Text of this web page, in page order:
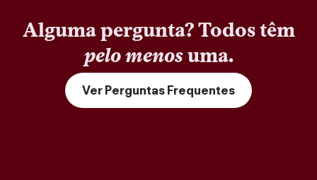
Alguma pergunta? Todos têm
pelo menosuma.
Ver Perguntas Frequentes